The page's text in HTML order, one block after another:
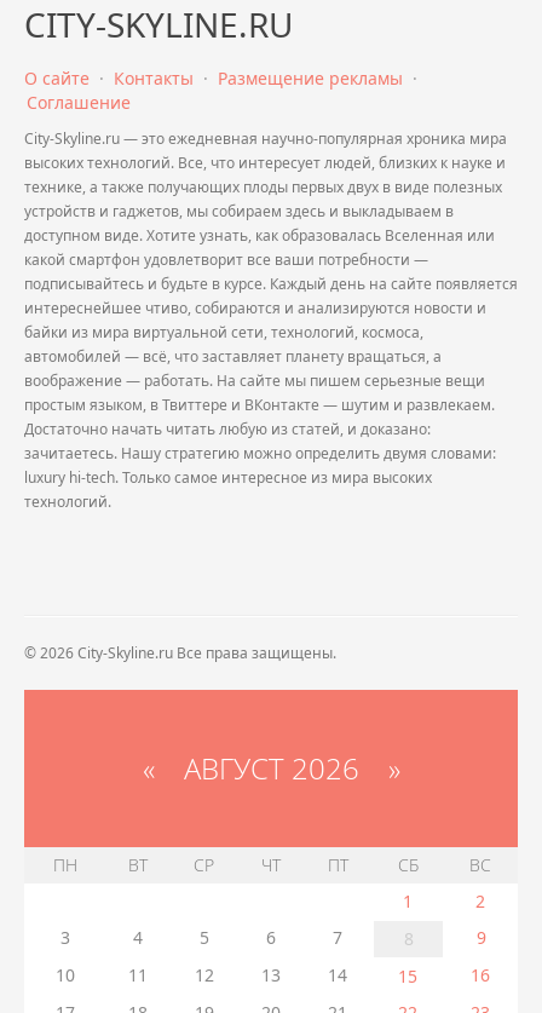
CITY-SKYLINE.RU
О сайте · Контакты · Размещение рекламы ·
Соглашение
City-Skyline.ru — это ежедневная научно-популярная хроника мира
высоких технологий. Все, что интересует людей, близких к науке и
технике, а также получающих плоды первых двух в виде полезных
устройств и гаджетов, мы собираем здесь и выкладываем в
доступном виде. Хотите узнать, как образовалась Вселенная или
какой смартфон удовлетворит все ваши потребности —
подписывайтесь и будьте в курсе. Каждый день на сайте появляется
интереснейшее чтиво, собираются и анализируются новости и
байки из мира виртуальной сети, технологий, космоса,
автомобилей — всё, что заставляет планету вращаться, а
воображение — работать. На сайте мы пишем серьезные вещи
простым языком, в Твиттере и ВКонтакте — шутим и развлекаем.
Достаточно начать читать любую из статей, и доказано:
зачитаетесь. Нашу стратегию можно определить двумя словами:
luxury hi-tech. Только самое интересное из мира высоких
технологий.
© 2026 City-Skyline.ru Все права защищены.
«АВГУСТ 2026 »
ПН ВТ СР ЧТ ПТ СБ
ВС
1
2
3
4 5 6 7 8
9
10
11 12 13 14 15
16